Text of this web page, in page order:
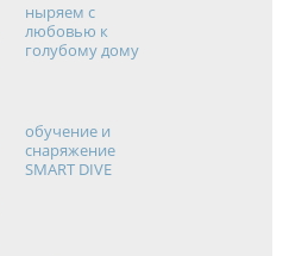
ныряем с
любовью к
голубому дому
обучение и
снаряжение
SMART DIVE